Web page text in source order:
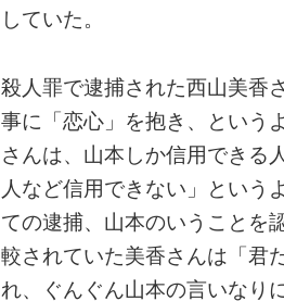
していた。
殺人罪で逮捕された西山美香
事に「恋心」を抱き、という
さんは、山本しか信用できる
人など信用できない」という
ての逮捕、山本のいうことを
較されていた美香さんは「君
れ、ぐんぐん山本の言いなり